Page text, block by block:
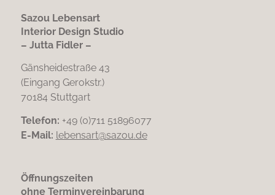
Sazou Lebensart
Interior Design Studio
– Jutta Fidler –
Gänsheidestraße 43
(Eingang Gerokstr.)
70184 Stuttgart
Telefon: +49 (0)711 51896077
E-Mail: lebensart@sazou.de
Öffnungszeiten
ohne Terminvereinbarung